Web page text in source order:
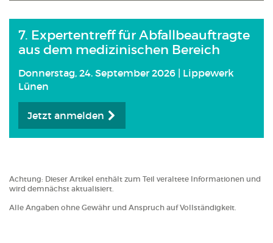
7. Expertentreff für Abfallbeauftragte
aus dem medizinischen Bereich
Donnerstag, 24. September 2026 | Lippewerk
Lünen
Jetzt anmelden
Achtung: Dieser Artikel enthält zum Teil veraltete Informationen und
wird demnächst aktualisiert.
Alle Angaben ohne Gewähr und Anspruch auf Vollständigkeit.